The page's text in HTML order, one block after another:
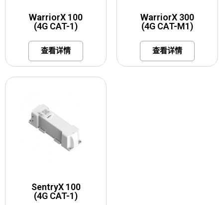
WarriorX 100
(4G CAT-1)
查看详情
WarriorX 300
(4G CAT-M1)
查看详情
SentryX 100
(4G CAT-1)